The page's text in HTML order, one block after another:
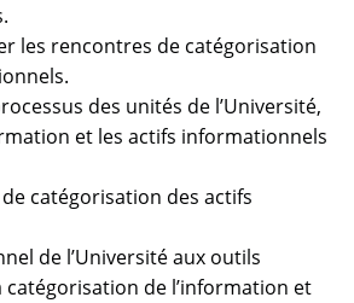
les rencontres de catégorisation
des unités de l’Université,
et les actifs informationnels
catégorisation des actifs
de l’Université aux outils
de l’information et